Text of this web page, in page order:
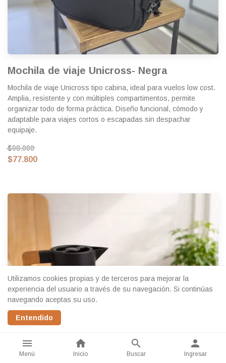
menu
Menú
home
Inicio
search
Buscar
person
Ingresar
Mochila de viaje Unicross- Negra
Mochila de viaje Unicross tipo cabina, ideal para vuelos low cost.
Amplia, resistente y con múltiples compartimentos, permite
organizar todo de forma práctica. Diseño funcional, cómodo y
adaptable para viajes cortos o escapadas sin despachar
equipaje.
$98.000
$77.800
Utilizamos cookies propias y de terceros para mejorar la
experiencia del usuario a través de su navegación. Si continúas
navegando aceptas su uso.
Entendido